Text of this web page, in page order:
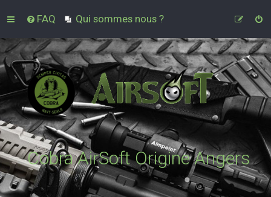
FAQ Qui sommes nous ?
Cobra AirSoft Origine Angers